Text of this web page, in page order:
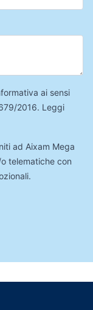
ai sensi
2016. Leggi
ad Aixam Mega
telematiche con